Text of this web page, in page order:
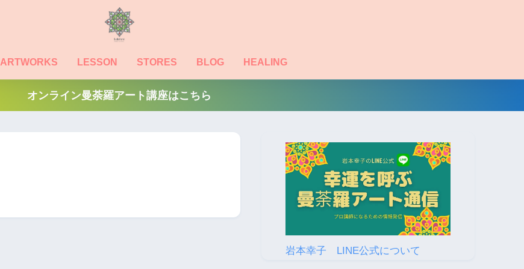
ARTWORKS LESSON STORES BLOG HEALING
オンライン曼荼羅アート講座はこちら
岩本幸子 LINE公式について